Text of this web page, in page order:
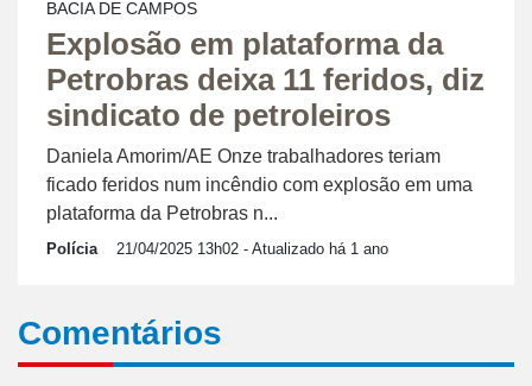
BACIA DE CAMPOS
Explosão em plataforma da
Petrobras deixa 11 feridos, diz
sindicato de petroleiros
Daniela Amorim/AE Onze trabalhadores teriam
ficado feridos num incêndio com explosão em uma
plataforma da Petrobras n...
Polícia 21/04/2025 13h02 - Atualizado há 1 ano
Comentários